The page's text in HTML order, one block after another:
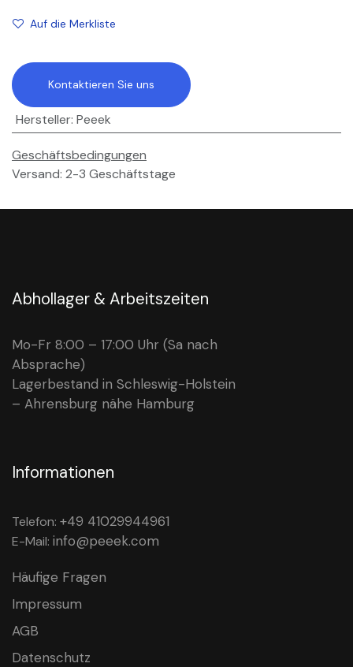
Auf die Merkliste
Kontaktieren Sie uns
Hersteller: Peeek
Geschäftsbedingungen
Versand: 2-3 Geschäftstage
Abhollager & Arbeitszeiten
Mo-Fr 8:00 – 17:00 Uhr (Sa nach
Absprache)
Lagerbestand in Schleswig-Holstein
– Ahrensburg nähe Hamburg
Informationen
Telefon: +49 41029944961
E-Mail: info@peeek.com
Häufige Fragen
Impressum
AGB
Datenschutz